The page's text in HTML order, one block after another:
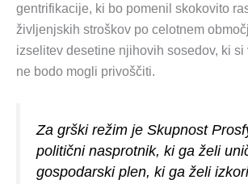
gentrifikacije, ki bo pomenil skokovito
življenjskih stroškov po celotnem
izselitev desetine njihovih sosedov, ki
ne bodo mogli privoščiti.
Za grški režim je Skupnost
politični nasprotnik, ki ga želi
gospodarski plen, ki ga želi